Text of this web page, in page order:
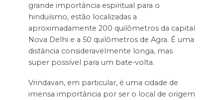
grande importância espiritual para o
hinduísmo, estão localizadas a
aproximadamente 200 quilômetros da capital
Nova Delhi e a 50 quilômetros de Agra. É uma
distância consideravelmente longa, mas
super possível para um bate-volta.
Vrindavan, em particular, é uma cidade de
imensa importância por ser o local de origem